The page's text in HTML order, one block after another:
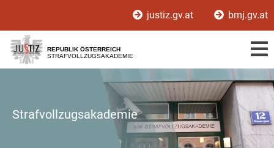
[1]
[2]
[3]
justiz.gv.at bmj.gv.at
REPUBLIK ÖSTERREICH
STRAFVOLLZUGSAKADEMIE
Strafvollzugsakademie